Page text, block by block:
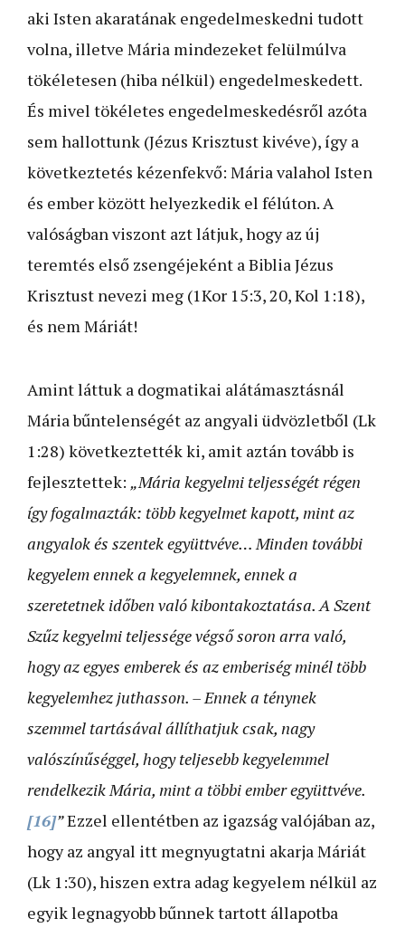
aki Isten akaratának engedelmeskedni tudott
volna, illetve Mária mindezeket felülmúlva
tökéletesen (hiba nélkül) engedelmeskedett.
És mivel tökéletes engedelmeskedésről azóta
sem hallottunk (Jézus Krisztust kivéve), így a
következtetés kézenfekvő: Mária valahol Isten
és ember között helyezkedik el félúton. A
valóságban viszont azt látjuk, hogy az új
teremtés első zsengéjeként a Biblia Jézus
Krisztust nevezi meg (1Kor 15:3, 20, Kol 1:18),
és nem Máriát!
Amint láttuk a dogmatikai alátámasztásnál
Mária bűntelenségét az angyali üdvözletből (Lk
1:28) következtették ki, amit aztán tovább is
fejlesztettek: „Mária kegyelmi teljességét régen
így fogalmazták: több kegyelmet kapott, mint az
angyalok és szentek együttvéve… Minden további
kegyelem ennek a kegyelemnek, ennek a
szeretetnek időben való kibontakoztatása. A Szent
Szűz kegyelmi teljessége végső soron arra való,
hogy az egyes emberek és az emberiség minél több
kegyelemhez juthasson. – Ennek a ténynek
szemmel tartásával állíthatjuk csak, nagy
valószínűséggel, hogy teljesebb kegyelemmel
rendelkezik Mária, mint a többi ember együttvéve.
[16]”Ezzel ellentétben az igazság valójában az,
hogy az angyal itt megnyugtatni akarja Máriát
(Lk 1:30), hiszen extra adag kegyelem nélkül az
egyik legnagyobb bűnnek tartott állapotba